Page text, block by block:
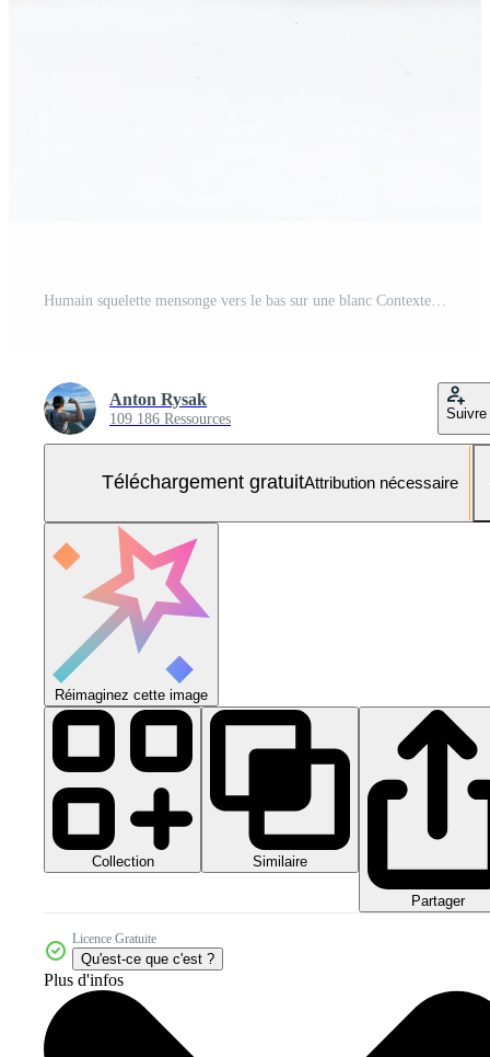
Anton Rysak
109 186 Ressources Suivre
Téléchargement gratuitAttribution nécessaire
Réimaginez cette image
Collection Similaire
Partager
Licence Gratuite
Qu'est-ce que c'est ?
Plus d'infos